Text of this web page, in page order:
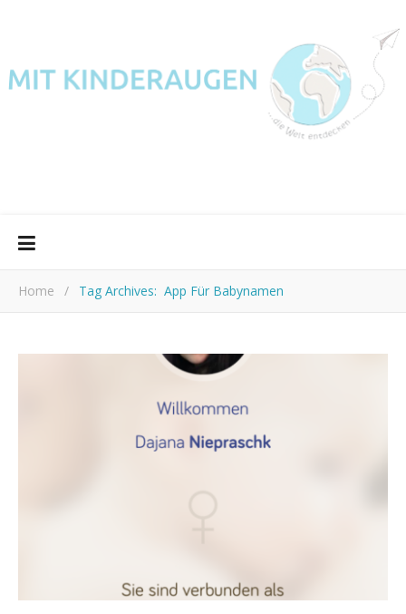
Home / Tag Archives: App Für Babynamen